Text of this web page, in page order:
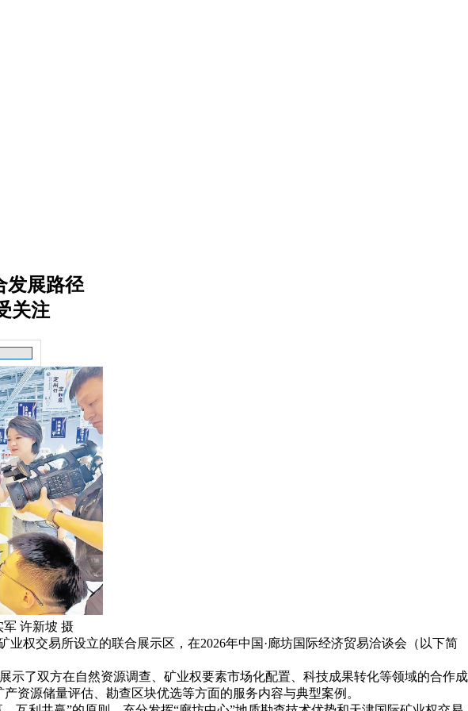
发展路径
关注
军 许新坡 摄
权交易所设立的联合展示区，在2026年中国·廊坊国际经济贸易洽谈会（以下简
了双方在自然资源调查、矿业权要素市场化配置、科技成果转化等领域的合作成
资源储量评估、勘查区块优选等方面的服务内容与典型案例。